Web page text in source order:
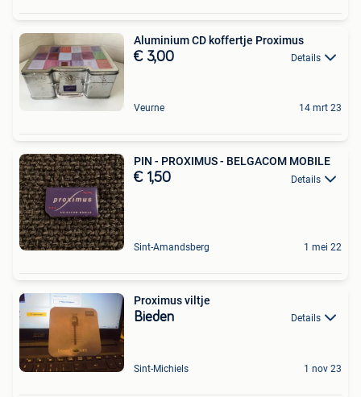
Aluminium CD koffertje Proximus
€ 3,00 Details
Veurne 14 mrt 23
PIN - PROXIMUS - BELGACOM MOBILE
€ 1,50 Details
Sint-Amandsberg 1 mei 22
Proximus viltje
Bieden Details
Sint-Michiels 1 nov 23